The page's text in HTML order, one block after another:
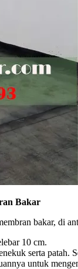
Bakar
bakar, di
10 cm.
serta
untuk